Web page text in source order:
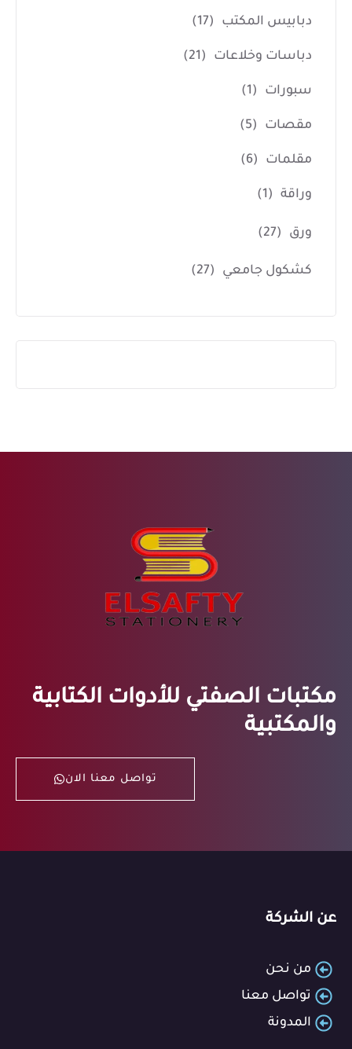
دبابيس المكتب (17)
دباسات وخلاعات (21)
سبورات (1)
مقصات (5)
مقلمات (6)
وراقة (1)
ورق (27)
كشكول جامعي (27)
مكتبات الصفتي للأدوات الكتابية
والمكتبية
تواصل معنا الان
عن الشركة
من نحن
تواصل معنا
المدونة